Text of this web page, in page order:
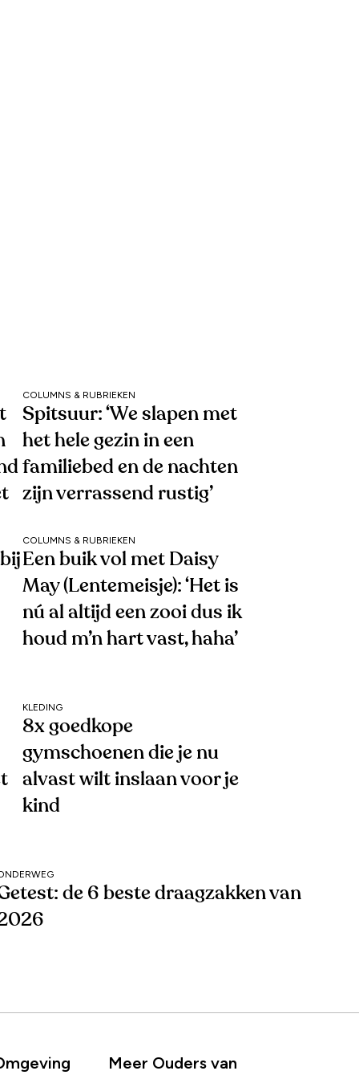
COLUMNS & RUBRIEKEN
Spitsuur: ‘We slapen met
het hele gezin in een
familiebed en de nachten
zijn verrassend rustig’
COLUMNS & RUBRIEKEN
Een buik vol met Daisy
May (Lentemeisje): ‘Het is
nú al altijd een zooi dus ik
houd m’n hart vast, haha’
KLEDING
8x goedkope
gymschoenen die je nu
alvast wilt inslaan voor je
kind
de 6 beste draagzakken van
Meer Ouders van